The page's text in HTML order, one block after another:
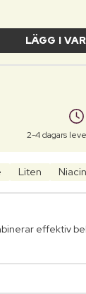
LÄGG I
2-4 dagars
Liten
effektiv